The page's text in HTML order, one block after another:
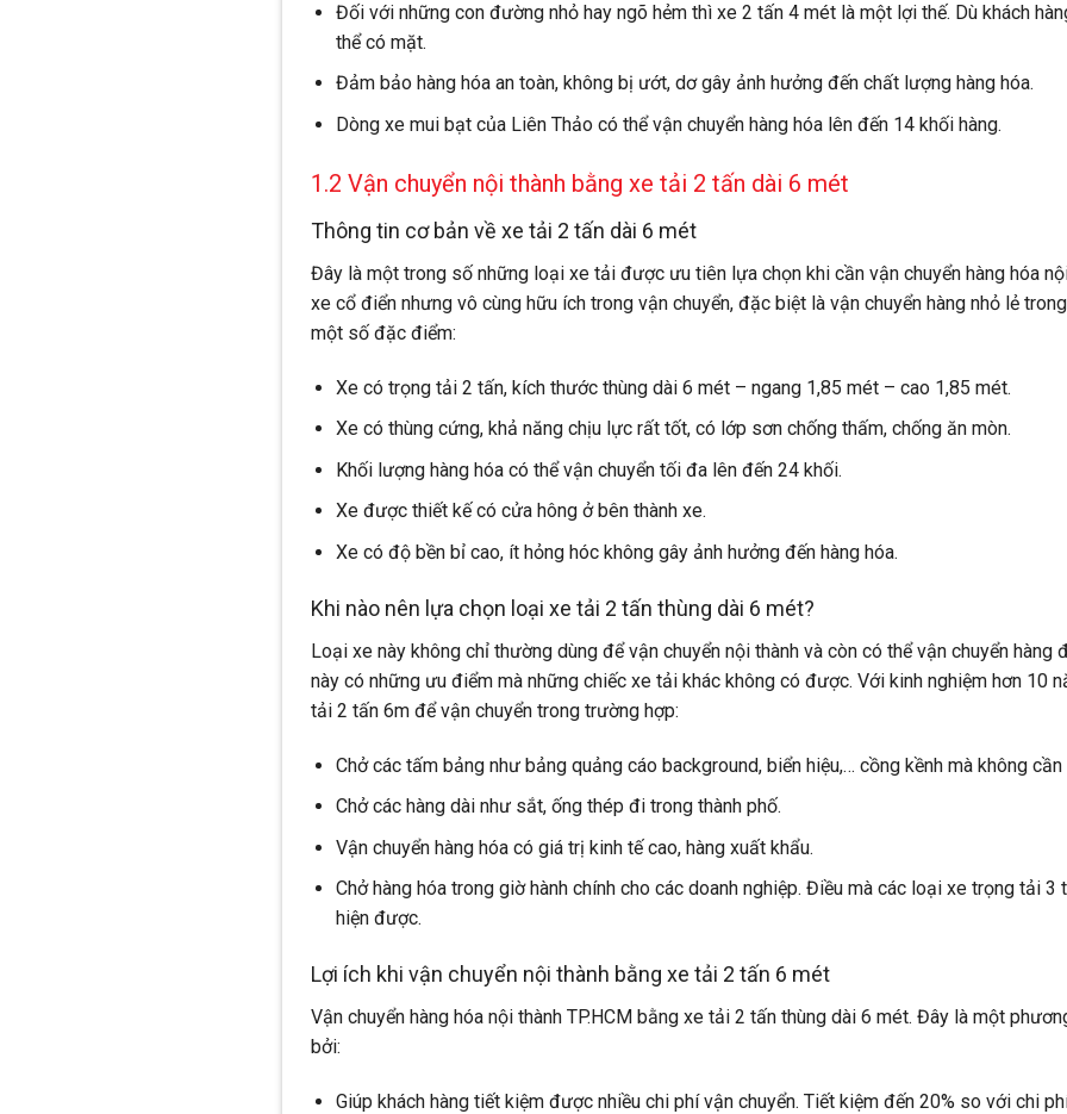
Đối với những con đường nhỏ hay ngõ hẻm thì xe 2 tấn 4 mét là một lợi thế. Dù khách
thể có mặt.
Đảm bảo hàng hóa an toàn, không bị ướt, dơ gây ảnh hưởng đến chất lượng hàng hóa.
Dòng xe mui bạt của Liên Thảo có thể vận chuyển hàng hóa lên đến 14 khối hàng.
1.2 Vận chuyển nội thành bằng xe tải 2 tấn dài 6 mét
Thông tin cơ bản về xe tải 2 tấn dài 6 mét
Đây là một trong số những loại xe tải được ưu tiên lựa chọn khi cần vận chuyển hàng hóa
xe cổ điển nhưng vô cùng hữu ích trong vận chuyển, đặc biệt là vận chuyển hàng nhỏ lẻ
một số đặc điểm:
Xe có trọng tải 2 tấn, kích thước thùng dài 6 mét – ngang 1,85 mét – cao 1,85 mét.
Xe có thùng cứng, khả năng chịu lực rất tốt, có lớp sơn chống thấm, chống ăn mòn.
Khối lượng hàng hóa có thể vận chuyển tối đa lên đến 24 khối.
Xe được thiết kế có cửa hông ở bên thành xe.
Xe có độ bền bỉ cao, ít hỏng hóc không gây ảnh hưởng đến hàng hóa.
Khi nào nên lựa chọn loại xe tải 2 tấn thùng dài 6 mét?
Loại xe này không chỉ thường dùng để vận chuyển nội thành và còn có thể vận chuyển hàng
này có những ưu điểm mà những chiếc xe tải khác không có được. Với kinh nghiệm hơn 10
tải 2 tấn 6m để vận chuyển trong trường hợp:
Chở các tấm bảng như bảng quảng cáo background, biển hiệu,… cồng kềnh mà không cần
Chở các hàng dài như sắt, ống thép đi trong thành phố.
Vận chuyển hàng hóa có giá trị kinh tế cao, hàng xuất khẩu.
Chở hàng hóa trong giờ hành chính cho các doanh nghiệp. Điều mà các loại xe trọng tải 3
hiện được.
Lợi ích khi vận chuyển nội thành bằng xe tải 2 tấn 6 mét
Vận chuyển hàng hóa nội thành TP.HCM bằng xe tải 2 tấn thùng dài 6 mét. Đây là một
bởi:
Giúp khách hàng tiết kiệm được nhiều chi phí vận chuyển. Tiết kiệm đến 20% so với chi